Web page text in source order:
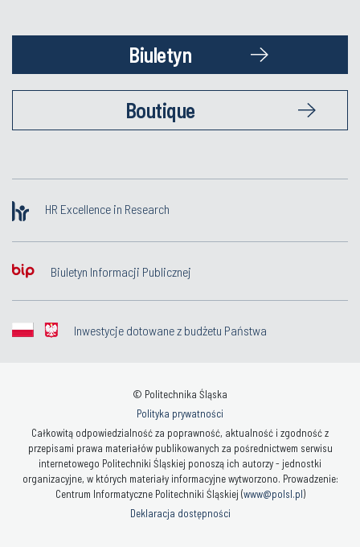
Biuletyn
Boutique
HR Excellence in Research
Biuletyn Informacji Publicznej
Inwestycje dotowane z budżetu Państwa
© Politechnika Śląska
Polityka prywatności
Całkowitą odpowiedzialność za poprawność, aktualność i zgodność z
przepisami prawa materiałów publikowanych za pośrednictwem serwisu
internetowego Politechniki Śląskiej ponoszą ich autorzy - jednostki
organizacyjne, w których materiały informacyjne wytworzono. Prowadzenie:
Centrum Informatyczne Politechniki Śląskiej (www@polsl.pl)
Deklaracja dostępności